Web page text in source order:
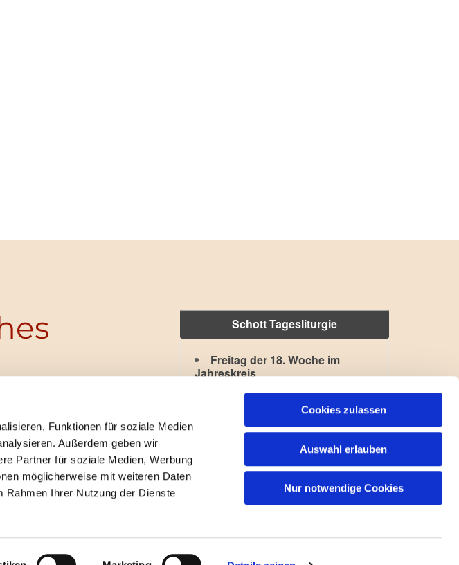
Funktionen für soziale Medien
Außerdem geben wir
Partner für soziale Medien, Werbung
möglicherweise mit weiteren Daten
Rahmen Ihrer Nutzung der Dienste
Cookies zulassen
Auswahl erlauben
Nur notwendige Cookies
Schott Tagesliturgie
Freitag der 18. Woche im
Jahreskreis
Lesejahr: A II, Stb: II. Woche
ChurchDesk-Login